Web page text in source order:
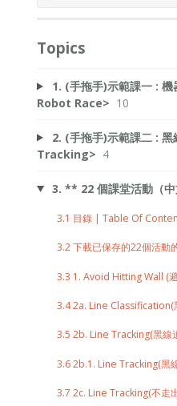
Topics
1. (手拖手)示範課一 :
Robot Race> 10
2. (手拖手)示範課二 :
Tracking> 4
3. ** 22 個課堂活動（中
3.1 目錄 | Table Of
3.2 下載已保存的22個活動
3.3 1. Avoid Hitting Wall (
3.4 2a. Line Classification(
3.5 2b. Line Tracking(黑線
3.6 2b.1. Line Tracking(黑
3.7 2c. Line Tracking(不走